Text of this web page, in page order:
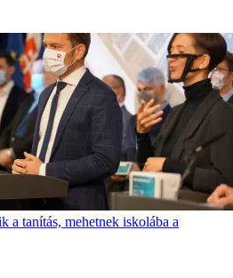
a tanítás, mehetnek iskolába a